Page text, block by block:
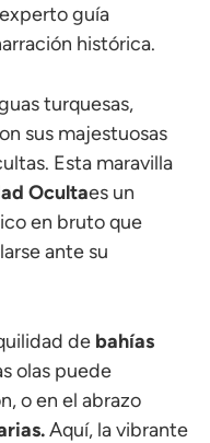
guía
histórica.
turquesas,
sus majestuosas
Esta maravilla
Ocultaes un
en bruto que
ante su
de bahías
olas puede
o en el abrazo
Aquí, la vibrante